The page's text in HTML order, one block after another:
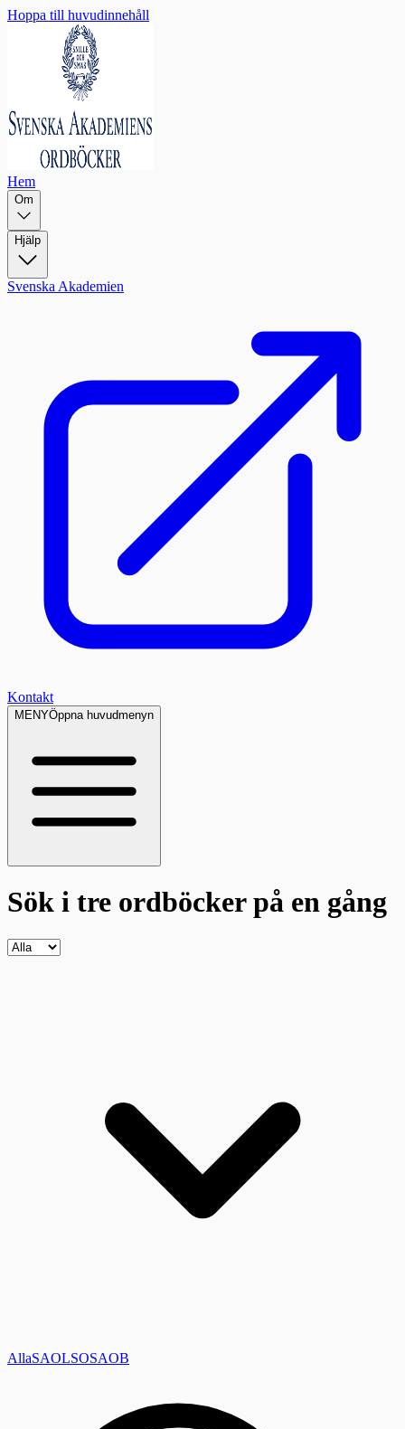
Hoppa till huvudinnehåll
Hem
Om
Hjälp
Svenska Akademien
Kontakt
MENYÖppna huvudmenyn
Sök i tre ordböckerpå en gång
AllaSAOLSOSAOB